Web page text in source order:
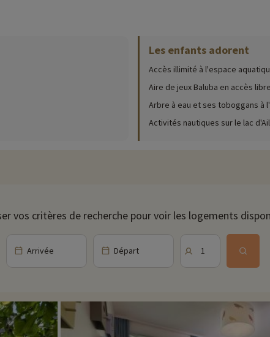
(date d'ouverture, âge pour les club, contenu du pack bébé...),
aucun doute l'Aqua Mundo, aussi appelé le paradis de la baignade ! Un
rivière sauvage, rivière douce, arbre à eau, plusieurs bassins
auront aussi la chance de découvrir Le Baluba, une aire de jeux
votre bonheur. Balades en forêt, visite de la ville de Soissons située à
pas la ville de Reims et sa magnifique cathédrale située à 45 min.
Les enfants adorent
Accès illimité à l'espace
Aire de jeux Baluba en accès libre
Arbre à eau et ses toboggans à
Activités nautiques sur le lac
vos critères de recherche pour voir les logements
Arrivée Départ 1